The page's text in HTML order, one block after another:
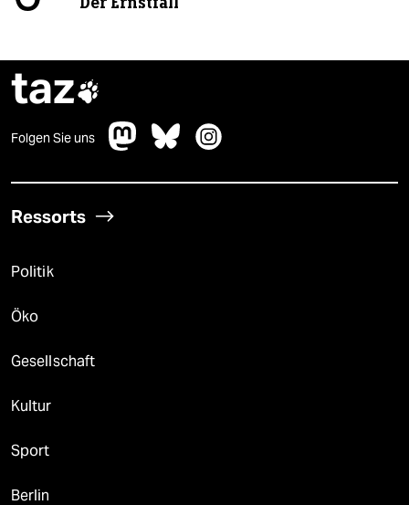
taz
Folgen Sie uns
Ressorts
Politik
Öko
Gesellschaft
Kultur
Sport
Berlin